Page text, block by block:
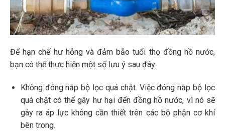
Để hạn chế hư hỏng và đảm bảo tuổi thọ đồng hồ nước,
bạn có thể thực hiện một số lưu ý sau đây:
Không đóng nắp bộ lọc quá chặt. Việc đóng nắp bộ lọc
quá chặt có thể gây hư hại đến đồng hồ nước, vì nó sẽ
gây ra áp lực không cần thiết trên các bộ phận cơ khí
bên trong.